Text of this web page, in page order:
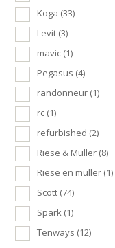
Koga (33)
Levit (3)
mavic (1)
Pegasus (4)
randonneur (1)
rc (1)
refurbished (2)
Riese & Muller (8)
Riese en muller (1)
Scott (74)
Spark (1)
Tenways (12)